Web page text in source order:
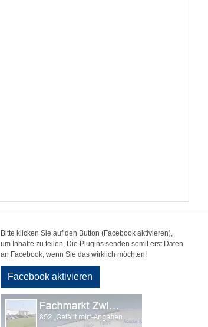
Bitte klicken Sie auf den Button (Facebook aktivieren),
um Inhalte zu teilen, Die Plugins senden somit erst Daten
an Facebook, wenn Sie das wirklich möchten!
Facebook aktivieren